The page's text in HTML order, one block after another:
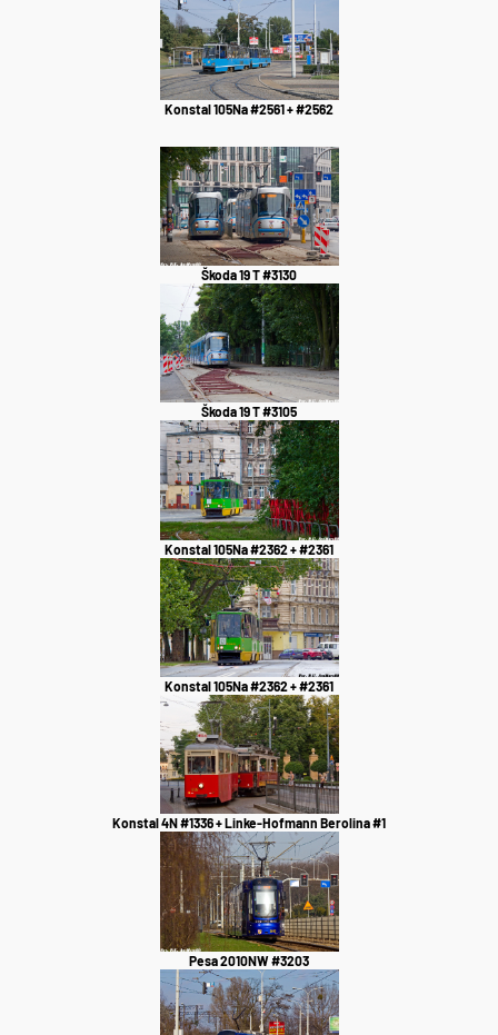
Konstal 105Na #2561 + #2562
Škoda 19 T #3130
Škoda 19 T #3105
Konstal 105Na #2362 + #2361
Konstal 105Na #2362 + #2361
Konstal 4N #1336 + Linke-Hofmann Berolina #1
Pesa 2010NW #3203